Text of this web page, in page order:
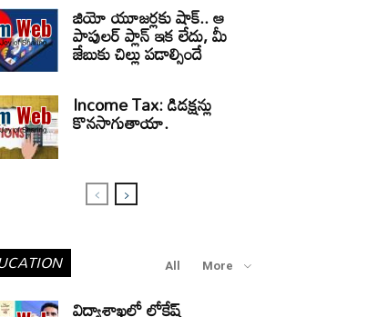
జియో యూజర్లకు షాక్.. ఆ
పాపులర్ ప్లాన్ ఇక లేదు, మీ
జేబుకు చిల్లు పడాల్సిందే
Income Tax: డిడక్షన్లు
కొనసాగుతాయా.
All More
విద్యాశాఖలో లోకేష్